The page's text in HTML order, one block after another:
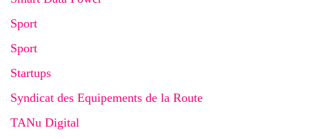
Sport
Sport
Startups
Syndicat des Equipements de la Route
TANu Digital